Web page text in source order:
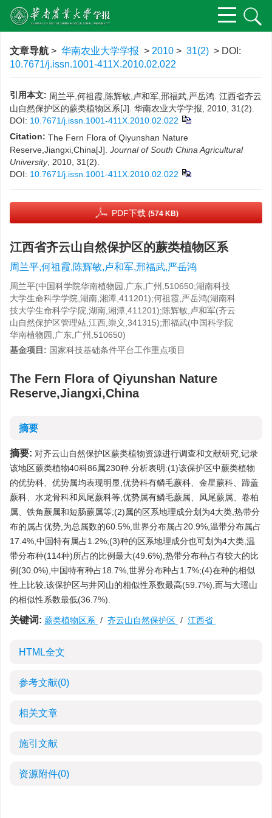
文章导航 > 华南农业大学学报 > 2010 > 31(2) > DOI:
10.7671/j.issn.1001-411X.2010.02.022
引用本文: 周兰平,何祖霞,陈辉敏,卢和军,邢福武,严岳鸿. 江西省齐云
山自然保护区的蕨类植物区系[J]. 华南农业大学学报, 2010, 31(2).
DOI: 10.7671/j.issn.1001-411X.2010.02.022
Citation: The Fern Flora of Qiyunshan Nature
Reserve,Jiangxi,China[J]. Journal of South China Agricultural
University, 2010, 31(2).
DOI: 10.7671/j.issn.1001-411X.2010.02.022
PDF下载 (574 KB)
江西省齐云山自然保护区的蕨类植物区系
周兰平,何祖霞,陈辉敏,卢和军,邢福武,严岳鸿
周兰平(中国科学院华南植物园,广东,广州,510650;湖南科技
大学生命科学学院,湖南,湘潭,411201);何祖霞,严岳鸿(湖南科
技大学生命科学学院,湖南,湘潭,411201);陈辉敏,卢和军(齐云
山自然保护区管理站,江西,崇义,341315);邢福武(中国科学院
华南植物园,广东,广州,510650)
基金项目: 国家科技基础条件平台工作重点项目
The Fern Flora of Qiyunshan Nature
Reserve,Jiangxi,China
摘要
摘要: 对齐云山自然保护区蕨类植物资源进行调查和文献研究,记录
该地区蕨类植物40科86属230种.分析表明:(1)该保护区中蕨类植物
的优势科、优势属均表现明显,优势科有鳞毛蕨科、金星蕨科、蹄盖
蕨科、水龙骨科和凤尾蕨科等,优势属有鳞毛蕨属、凤尾蕨属、卷柏
属、铁角蕨属和短肠蕨属等;(2)属的区系地理成分划为4大类,热带分
布的属占优势,为总属数的60.5%,世界分布属占20.9%,温带分布属占
17.4%,中国特有属占1.2%;(3)种的区系地理成分也可划为4大类,温
带分布种(114种)所占的比例最大(49.6%),热带分布种占有较大的比
例(30.0%),中国特有种占18.7%,世界分布种占1.7%;(4)在种的相似
性上比较,该保护区与井冈山的相似性系数最高(59.7%),而与大瑶山
的相似性系数最低(36.7%).
关键词: 蕨类植物区系 / 齐云山自然保护区 / 江西省
HTML全文
参考文献(0)
相关文章
施引文献
资源附件(0)